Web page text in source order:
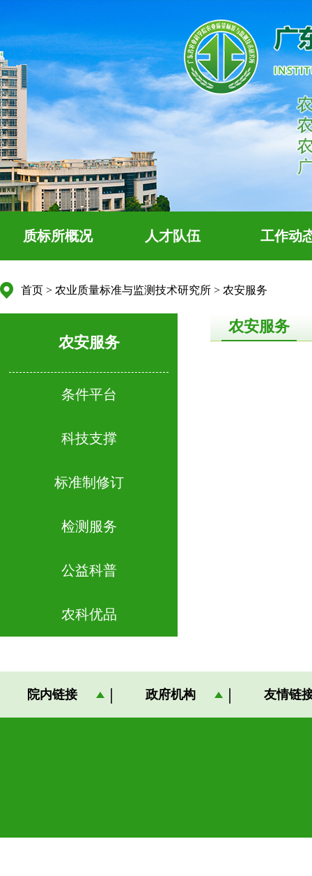
质标所概况 人才队伍 工作动
首页 > 农业质量标准与监测技术研究所 > 农安服务
农安服务
条件平台
科技支撑
标准制修订
检测服务
公益科普
农科优品
农安服务
院内链接 政府机构 友情链